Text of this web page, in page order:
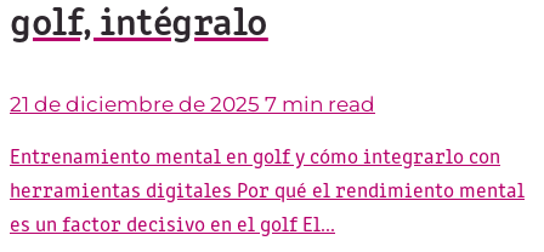
golf, intégralo
21 de diciembre de 2025 7 min read
Entrenamiento mental en golf y cómo integrarlo con
herramientas digitales Por qué el rendimiento mental
es un factor decisivo en el golf El...